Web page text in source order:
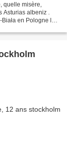
quelle misère,
en Pologne le